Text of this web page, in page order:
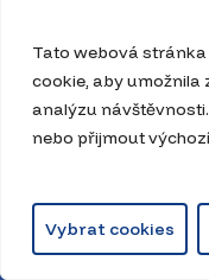
Tato webová
cookie, aby
analýzu
nebo přijmout
Vybrat cookies
© 2026 JrNBAcz. The